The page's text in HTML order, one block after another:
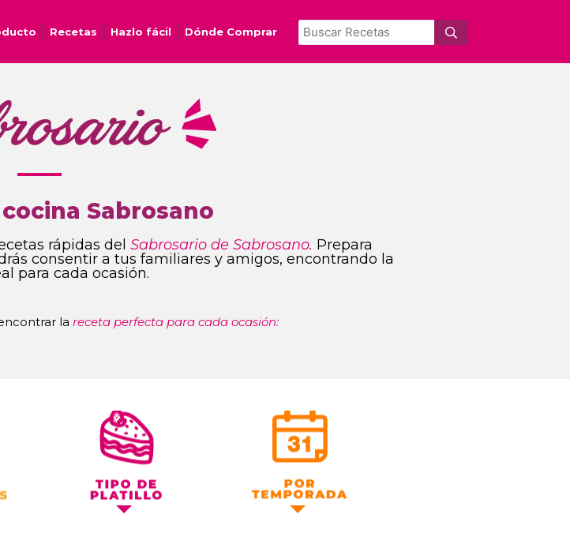
Recetas Hazlo fácil Dónde Comprar
Sabrosano
rápidas del Sabrosario de Sabrosano. Prepara
consentir a tus familiares y amigos, encontrando la
para cada ocasión.
la receta perfecta para cada ocasión:
Tipo de Platillo Por Temporada